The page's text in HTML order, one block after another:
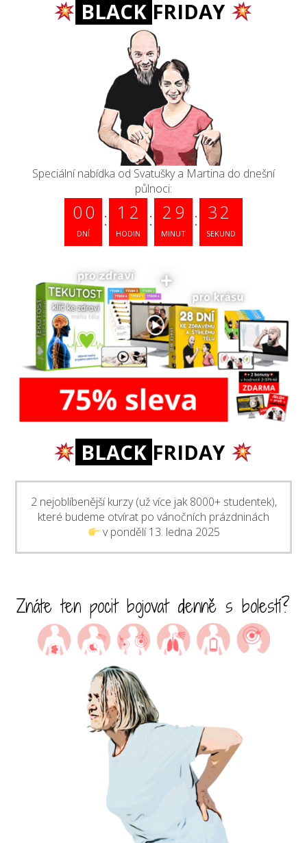
BLACK FRIDAY
Speciální nabídka od Svatušky a Martina do dnešní
půlnoci:
00
DNÍ
1 2
HODIN
2 9
MINUT
31
SEKUND
BLACK FRIDAY
2 nejoblíbenější kurzy (už více jak 8000+ studentek),
které budeme otvírat po vánočních prázdninách
v pondělí 13. ledna 2025
Znáte ten pocit bojovat denně s bolestí?